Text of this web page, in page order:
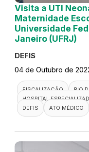
Visita a UTI
Maternidade
Universidade
Janeiro (UFRJ)
DEFIS
04 de Outubro de
FISCALIZAÇÃO
RIO
HOSPITAL
DEFIS
ATO MÉDICO